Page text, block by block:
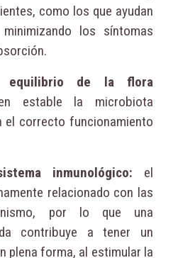
como los que ayudan
los síntomas
equilibrio de la flora
estable la microbiota
el correcto funcionamiento
inmunológico: el
relacionado con las
por lo que una
contribuye a tener un
plena forma, al estimular la